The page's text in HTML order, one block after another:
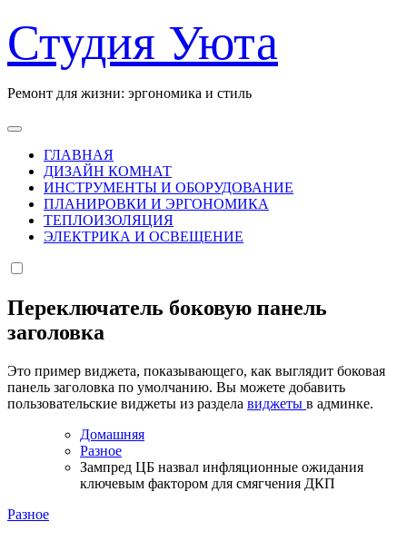
к
содержанию
Студия Уюта
Ремонт для жизни: эргономика и стиль
ГЛАВНАЯ
ДИЗАЙН КОМНАТ
ИНСТРУМЕНТЫ И ОБОРУДОВАНИЕ
ПЛАНИРОВКИ И ЭРГОНОМИКА
ТЕПЛОИЗОЛЯЦИЯ
ЭЛЕКТРИКА И ОСВЕЩЕНИЕ
Переключатель боковую панель
заголовка
Это пример виджета, показывающего, как выглядит боковая
панель заголовка по умолчанию. Вы можете добавить
пользовательские виджеты из раздела виджеты в админке.
Домашняя
Разное
Зампред ЦБ назвал инфляционные ожидания
ключевым фактором для смягчения ДКП
Разное